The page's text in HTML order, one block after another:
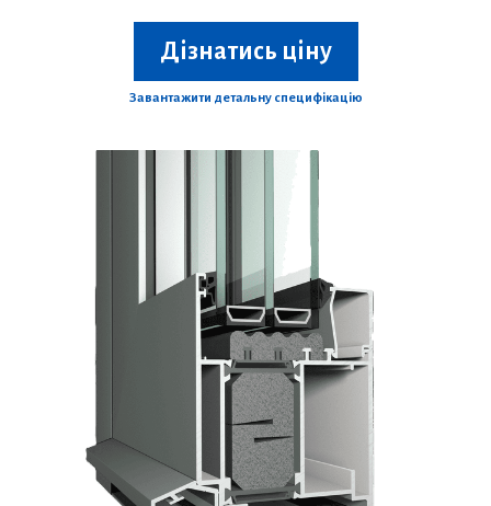
Дізнатись ціну
Завантажити детальну специфікацію